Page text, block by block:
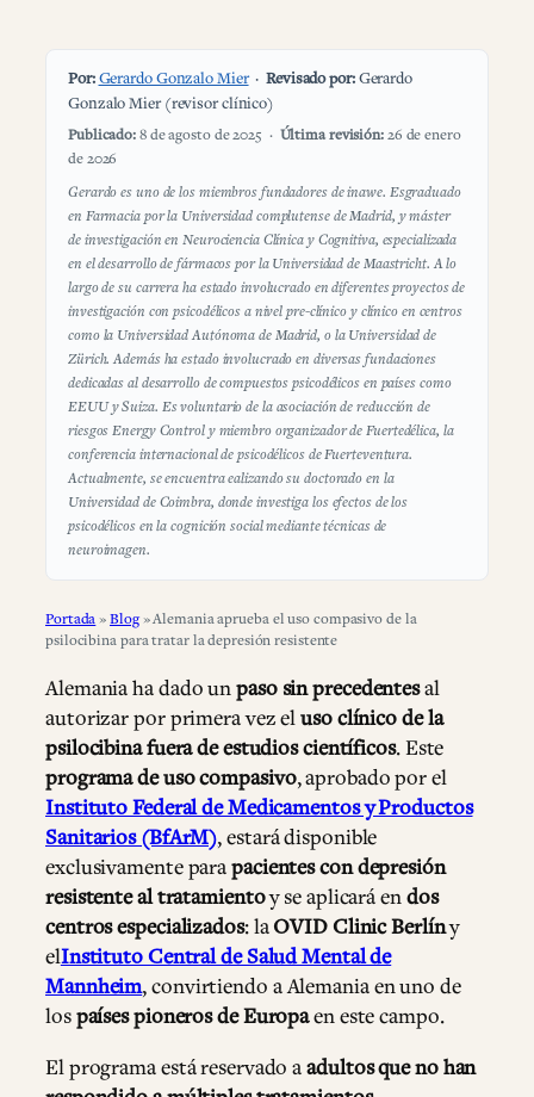
Por:Gerardo Gonzalo Mier·Revisado por:Gerardo
Gonzalo Mier (revisor clínico)
Publicado: 8 de agosto de 2025 · Última revisión:26 de enero
de 2026
Gerardo es uno de los miembros fundadores de inawe. Esgraduado
en Farmacia por la Universidad complutense de Madrid, y máster
de investigación en Neurociencia Clínica y Cognitiva, especializada
en el desarrollo de fármacos por la Universidad de Maastricht. A lo
largo de su carrera ha estado involucrado en diferentes proyectos de
investigación con psicodélicos a nivel pre-clínico y clínico en centros
como la Universidad Autónoma de Madrid, o la Universidad de
Zürich. Además ha estado involucrado en diversas fundaciones
dedicadas al desarrollo de compuestos psicodélicos en países como
EEUU y Suiza. Es voluntario de la asociación de reducción de
riesgos Energy Control y miembro organizador de Fuertedélica, la
conferencia internacional de psicodélicos de Fuerteventura.
Actualmente, se encuentra ealizando su doctorado en la
Universidad de Coimbra, donde investiga los efectos de los
psicodélicos en la cognición social mediante técnicas de
neuroimagen.
Portada »Blog»Alemania aprueba el uso compasivo de la
psilocibina para tratar la depresión resistente
Alemania ha dado unpaso sin precedentesal
autorizar por primera vez eluso clínico de la
psilocibina fuera de estudios científicos. Este
programa de uso compasivo, aprobado por el
Instituto Federal de Medicamentos y Productos
Sanitarios (BfArM), estará disponible
exclusivamente parapacientes con depresión
resistente al tratamientoy se aplicará endos
centros especializados: laOVID Clinic Berlíny
elInstituto Central de Salud Mental de
Mannheim, convirtiendo a Alemania en uno de
lospaíses pioneros de Europaen este campo.
El programa está reservado aadultos que no han